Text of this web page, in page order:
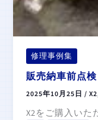
修理事例集
販売納車前点
2025年10月25日/X2
X2をご購入いた